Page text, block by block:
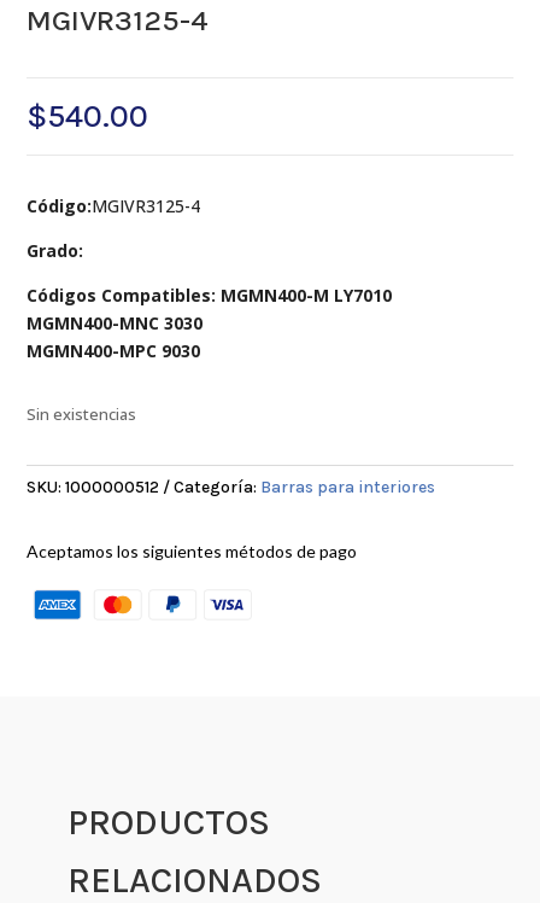
MGIVR3125-4
$540.00
Código:MGIVR3125-4
Grado:
Códigos Compatibles: MGMN400-M LY7010
MGMN400-MNC 3030
MGMN400-MPC 9030
Sin existencias
SKU:1000000512 Categoría: Barras para interiores
Aceptamos los siguientes métodos de pago
PRODUCTOS
RELACIONADOS